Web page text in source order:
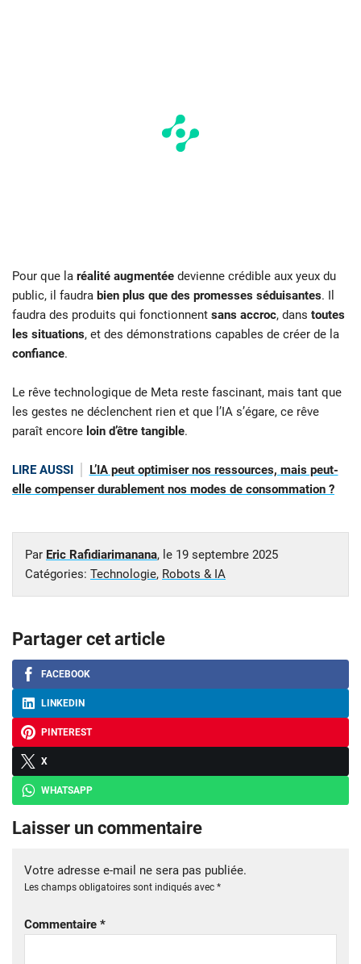
Pour que la réalité augmentée devienne crédible aux yeux du
public, il faudra bien plus que des promesses séduisantes. Il
faudra des produits qui fonctionnent sans accroc, dans toutes
les situations, et des démonstrations capables de créer de la
confiance.
Le rêve technologique de Meta reste fascinant, mais tant que
les gestes ne déclenchent rien et que l’IA s’égare, ce rêve
paraît encore loin d’être tangible.
LIRE AUSSI
L’IA peut optimiser nos ressources, mais peut-
elle compenser durablement nos modes de consommation ?
Par Eric Rafidiarimanana, le 19 septembre 2025
Catégories: Technologie, Robots & IA
Partager cet article
FACEBOOK
LINKEDIN
PINTEREST
X
WHATSAPP
Laisser un commentaire
Votre adresse e-mail ne sera pas publiée.
Les champs obligatoires sont indiqués avec *
Commentaire *